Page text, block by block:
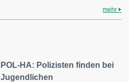
mehr
POL-HA: Polizisten finden bei
Jugendlichen